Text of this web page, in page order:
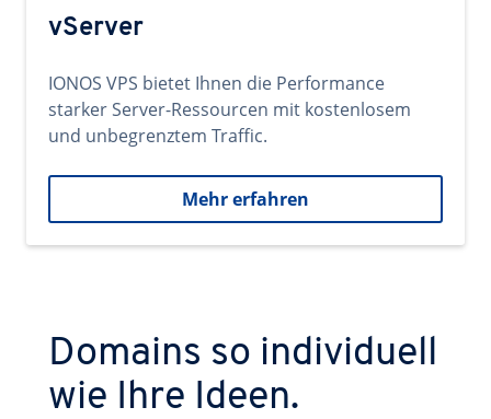
vServer
IONOS VPS bietet Ihnen die Performance
starker Server-Ressourcen mit kostenlosem
und unbegrenztem Traffic.
Mehr erfahren
Domains so individuell
wie Ihre Ideen.